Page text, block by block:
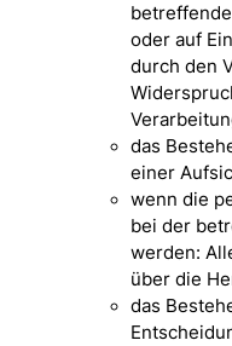
oder auf
durch den
das
einer
wenn die
bei der
werden:
über die
das